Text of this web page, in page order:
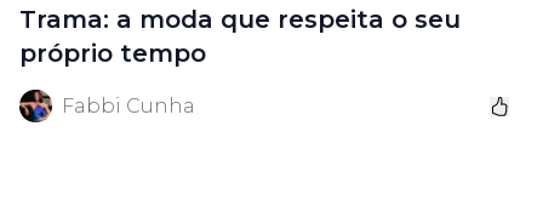
Trama: a moda que respeita o seu
próprio tempo
Fabbi Cunha